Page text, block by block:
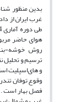
بدین منظور
روش خوشه-
ترسیم و تحلیل
و های‌اسپلیت
وقوع توفان